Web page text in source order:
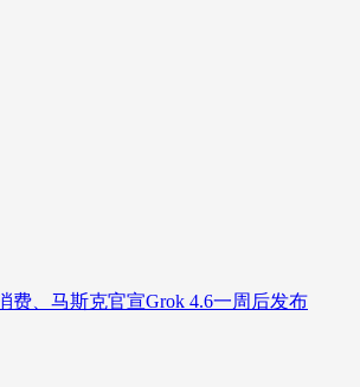
费、马斯克官宣Grok 4.6一周后发布